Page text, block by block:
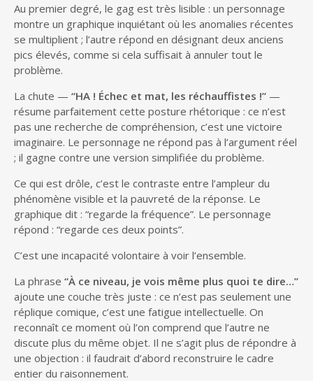
Au premier degré, le gag est très lisible : un personnage
montre un graphique inquiétant où les anomalies récentes
se multiplient ; l’autre répond en désignant deux anciens
pics élevés, comme si cela suffisait à annuler tout le
problème.
La chute — “HA ! Échec et mat, les réchauffistes !” —
résume parfaitement cette posture rhétorique : ce n’est
pas une recherche de compréhension, c’est une victoire
imaginaire. Le personnage ne répond pas à l’argument réel
; il gagne contre une version simplifiée du problème.
Ce qui est drôle, c’est le contraste entre l’ampleur du
phénomène visible et la pauvreté de la réponse. Le
graphique dit : “regarde la fréquence”. Le personnage
répond : “regarde ces deux points”.
C’est une incapacité volontaire à voir l’ensemble.
La phrase “À ce niveau, je vois même plus quoi te dire…”
ajoute une couche très juste : ce n’est pas seulement une
réplique comique, c’est une fatigue intellectuelle. On
reconnaît ce moment où l’on comprend que l’autre ne
discute plus du même objet. Il ne s’agit plus de répondre à
une objection : il faudrait d’abord reconstruire le cadre
entier du raisonnement.